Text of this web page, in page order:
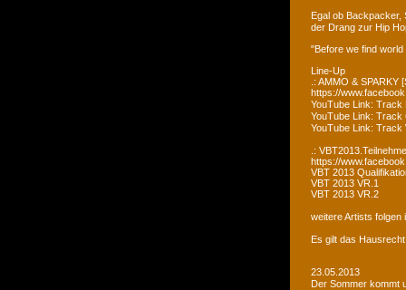
Egal ob
der Drang zur Hip
"Before we find
Line-Up
.: AMMO & SPARKY
https://
YouTube Link:
YouTube Link: Track
YouTube Link:
.:
https://
VBT 2013
VBT 2013 VR.1
VBT 2013 VR.2
weitere Artists
Es gilt das
23.05.2013
Der Sommer kommt